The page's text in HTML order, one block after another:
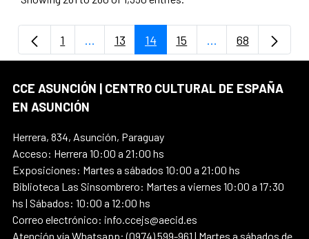
Page
1 ...Intermediate Pages Use TAB to navigate.
Page
13 Page
14 Page
15 ...Intermediate
Page
68
CCE ASUNCIÓN | CENTRO CULTURAL DE ESPAÑA
EN ASUNCIÓN
Herrera, 834, Asunción, Paraguay
Acceso: Herrera 10:00 a 21:00 hs
Exposiciones: Martes a sábados 10:00 a 21:00 hs
Biblioteca Las Sinsombrero: Martes a viernes 10:00 a 17:30
hs | Sábados: 10:00 a 12:00 hs
Correo electrónico: info.ccejs@aecid.es
Atención vía Whatsapp: (0974) 599-961 | Martes a sábados de